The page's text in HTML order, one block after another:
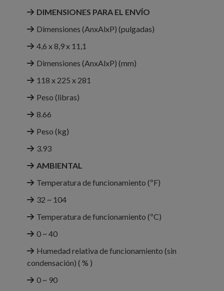
DIMENSIONES PARA EL ENVÍO
Dimensiones (AnxAlxP) (pulgadas)
4,6 x 8,9 x 11,1
Dimensiones (AnxAlxP) (mm)
118 x 225 x 281
Peso (libras)
8.66
Peso (kg)
3.93
AMBIENTAL
Temperatura de funcionamiento (ºF)
32 ~ 104
Temperatura de funcionamiento (ºC)
0 ~ 40
Humedad relativa de funcionamiento (sin
condensación) ( % )
0 ~ 90